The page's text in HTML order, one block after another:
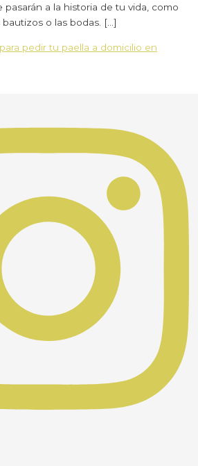
pasarán a la historia de tu vida, como
o las bodas. […]
pedir tu paella a domicilio en